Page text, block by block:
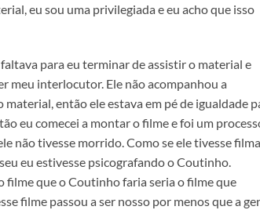
eu sou uma privilegiada e eu acho que isso
para eu terminar de assistir o material e
meu interlocutor. Ele não acompanhou a
então ele estava em pé de igualdade
eu comecei a montar o filme e foi um
não tivesse morrido. Como se ele tivesse
eu estivesse psicografando o Coutinho.
filme que o Coutinho faria seria o filme que
filme passou a ser nosso por menos que a